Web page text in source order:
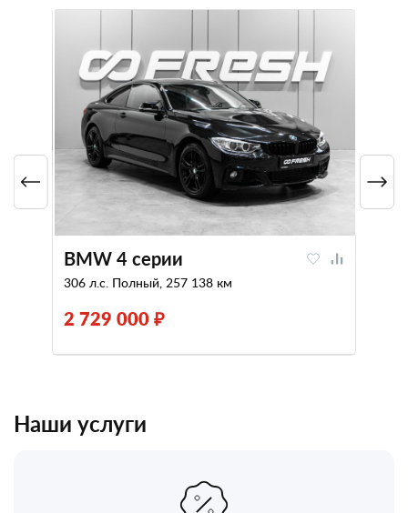
BMW 4 серии
306 л.с. Полный, 257 138 км
2 729 000 ₽
Наши услуги